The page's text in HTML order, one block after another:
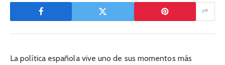
La política española vive uno de sus momentos más